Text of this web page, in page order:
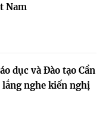
Nam
dục và Đào tạo Cần
nghe kiến nghị